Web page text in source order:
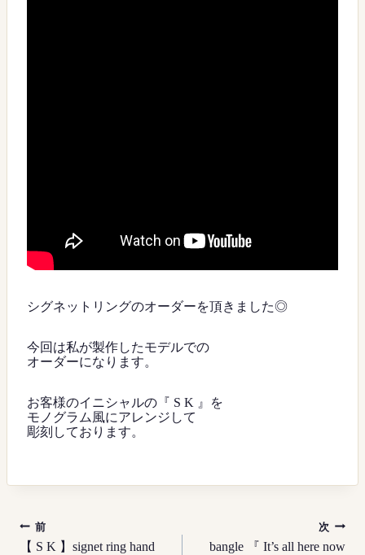
シグネットリングのオーダーを頂きました◎
今回は私が製作したモデルでの
オーダーになります。
お客様のイニシャルの『 S K 』を
モノグラム風にアレンジして
彫刻しております。
投前
【 S K 】signet ring hand
次
bangle 『 It’s all here now